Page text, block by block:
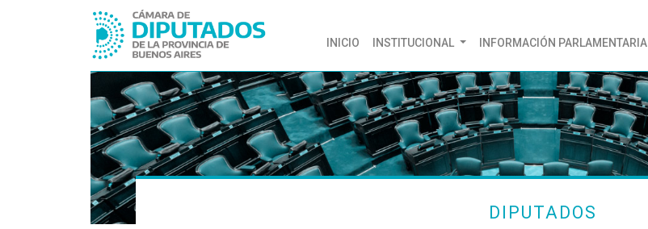
INICIO (CURRENT)
INSTITUCIONAL INFORMACIÓN PARLAMENTARIA
DIPUTADOS